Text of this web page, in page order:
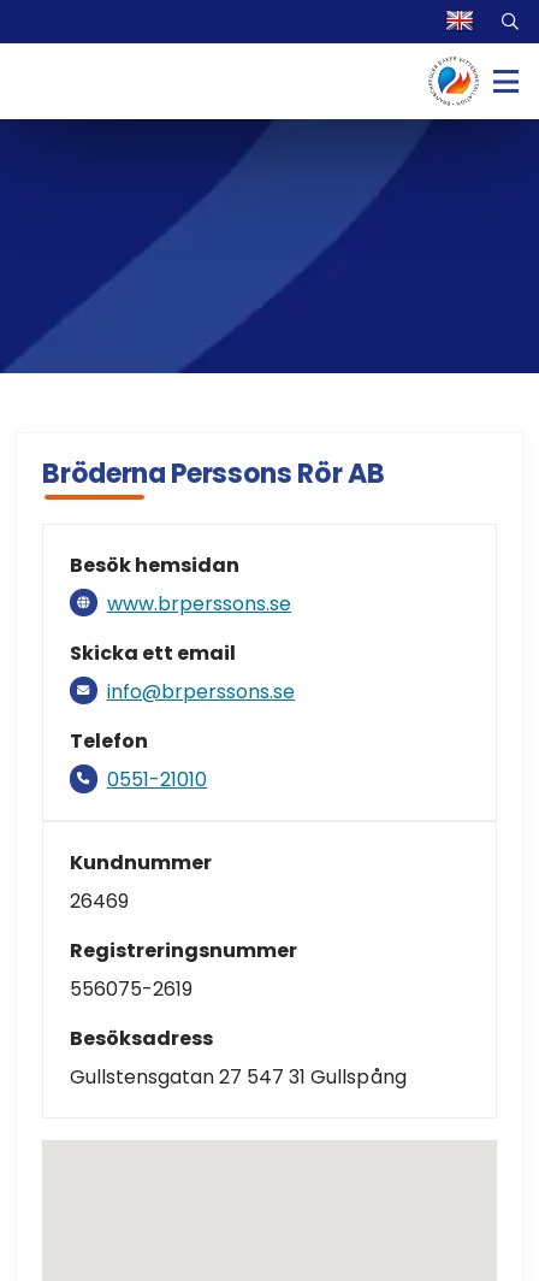
Bröderna Perssons Rör AB
Besök hemsidan
www.brperssons.se
Skicka ett email
info@brperssons.se
Telefon
0551-21010
Kundnummer
26469
Registreringsnummer
556075-2619
Besöksadress
Gullstensgatan 27 547 31 Gullspång